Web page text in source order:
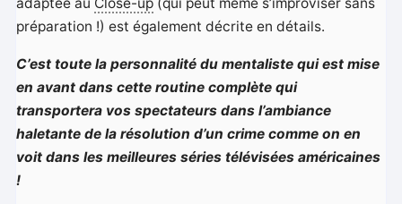
adaptée au Close-up (qui peut même s’improviser sans
préparation !) est également décrite en détails.
C’est toute la personnalité du mentaliste qui est mise
en avant dans cette routine complète qui
transportera vos spectateurs dans l’ambiance
haletante de la résolution d’un crime comme on en
voit dans les meilleures séries télévisées américaines
!